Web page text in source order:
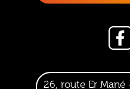
26, route Er Mané